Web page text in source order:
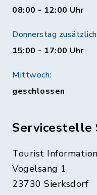
08:00 - 12:00 Uhr
Donnerstag
15:00 - 17:00 Uhr
Mittwoch:
geschlossen
Servicestelle
Tourist
Vogelsang 1
23730 Sierksdorf